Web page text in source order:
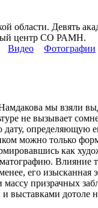
области. Девять
центр СО РАМН.
Видео Фотографии
мы взяли
не вызывает
определяющую
можно только
как
Влияние
его
призрачных
дотоле